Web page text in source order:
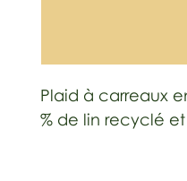
Plaid à carreaux
% de lin recyclé